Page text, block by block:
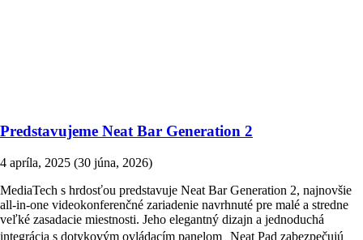
Predstavujeme Neat Bar Generation 2
4 apríla, 2025 (30 júna, 2026)
MediaTech s hrdosťou predstavuje Neat Bar Generation 2, najnovšie
all-in-one videokonferenčné zariadenie navrhnuté pre malé a stredne
veľké zasadacie miestnosti. Jeho elegantný dizajn a jednoduchá
integrácia s dotykovým ovládacím panelom Neat Pad zabezpečujú